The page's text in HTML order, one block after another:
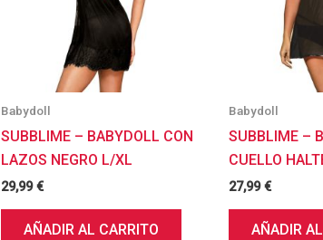
Babydoll
SUBBLIME – BABYDOLL CON
LAZOS NEGRO L/XL
29,99€
AÑADIR AL CARRITO
Babydoll
SUBBLIME –
CUELLO
27,99€
AÑADIR